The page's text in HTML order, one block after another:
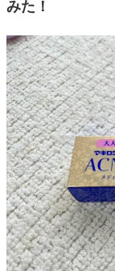
みた！